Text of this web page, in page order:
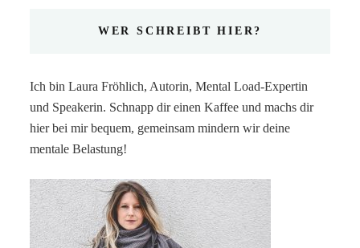
WER SCHREIBT HIER?
Ich bin Laura Fröhlich, Autorin, Mental Load-Expertin
und Speakerin. Schnapp dir einen Kaffee und machs dir
hier bei mir bequem, gemeinsam mindern wir deine
mentale Belastung!